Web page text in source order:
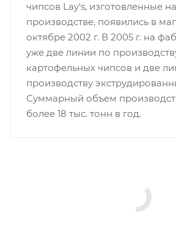
чипсов Lay's, изготовленные
производстве, появились в
октябре 2002 г. В 2005 г. на
уже две линии по
картофельных чипсов и две
производству
Суммарный объем
более 18 тыс. тонн в год.